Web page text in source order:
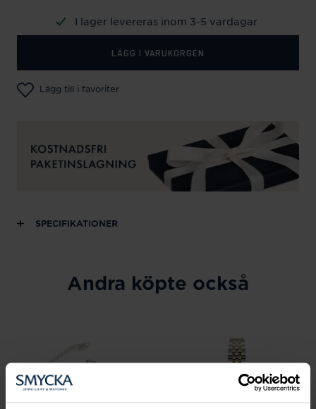
I lager levereras inom 3-5 vardagar
LÄGG I VARUKORGEN
Lägg till i favoriter
SPECIFIKATIONER
Andra köpte också